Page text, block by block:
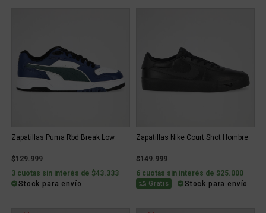
Zapatillas Puma Rbd Break Low
$129.999
3 cuotas sin interés de $43.333
Stock para envío
Zapatillas Nike Court Shot Hombre
$149.999
6 cuotas sin interés de $25.000
Gratis Stock para envío